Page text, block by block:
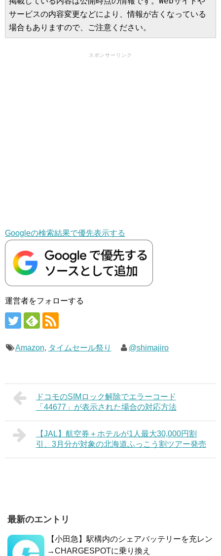
サービスの内容変更などにより、情報が古くなっている
場合もありますので、ご注意ください。
スポンサーリンク
Googleの検索結果で優先表示する
運営者をフォローする
Amazon, タイムセール祭り @shimajiro
ドコモのSIMロック解除でエラーコード
「44677」が表示された場合の対応方法
【JAL】航空券＋ホテルが1人最大30,000円割
引、3月分が対象の北海道ふっこう割ツアー発売
最新のエントリ
【小田急】駅構内のシェアバッテリーを充レン
→CHARGESPOTに乗り換え